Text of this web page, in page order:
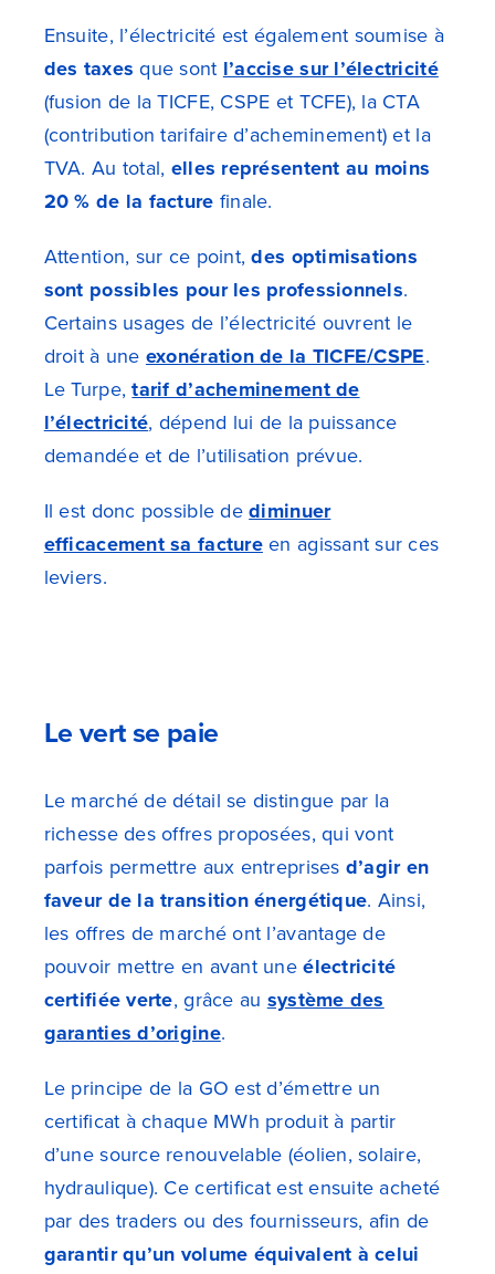
Ensuite, l’électricité est également soumise à
des taxes que sont l’accise sur l’électricité
(fusion de la TICFE, CSPE et TCFE), la CTA
(contribution tarifaire d’acheminement) et la
TVA. Au total, elles représentent au moins
20 % de la facture finale.
Attention, sur ce point,des optimisations
sont possibles pour les professionnels.
Certains usages de l’électricité ouvrent le
droit à une exonération de la TICFE/CSPE.
Le Turpe,tarif d’acheminement de
l’électricité, dépend lui de la puissance
demandée et de l’utilisation prévue.
Il est donc possible dediminuer
efficacement sa factureen agissant sur ces
leviers.
Le vert se paie
Le marché de détail se distingue par la
richesse des offres proposées, qui vont
parfois permettre aux entreprises d’agir en
faveur de la transition énergétique. Ainsi,
les offres de marché ont l’avantage de
pouvoir mettre en avant uneélectricité
certifiée verte, grâce au système des
garanties d’origine.
Le principe de la GO est d’émettre un
certificat à chaque MWh produit à partir
d’une source renouvelable (éolien, solaire,
hydraulique). Ce certificat est ensuite acheté
par des traders ou des fournisseurs, afin de
garantir qu’un volume équivalent à celui